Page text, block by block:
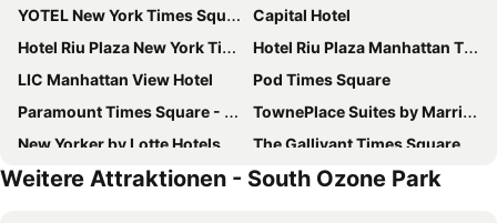
YOTEL New York Times Square
Capital Hotel
Hotel Riu Plaza New York Times Square
Hotel Riu Plaza Manhattan Times Square
LIC Manhattan View Hotel
Pod Times Square
Paramount Times Square - A Generator Hotel
TownePlace Suites by Marriott New York Long Island City/Manhattan View
New Yorker by Lotte Hotels
The Gallivant Times Square
Holiday Inn New York City - Times Square By Ihg
Residence Inn by Marriott New York JFK Airport
Weitere Attraktionen - South Ozone Park